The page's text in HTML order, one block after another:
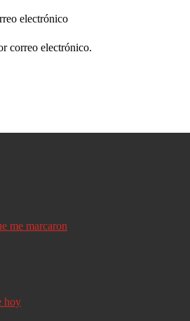
electrónico
correo electrónico.
me marcaron
hoy